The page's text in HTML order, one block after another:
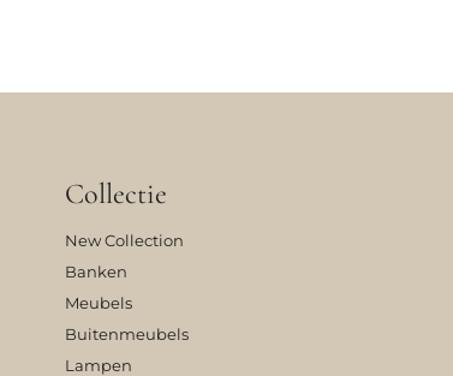
Collectie
New Collection
Banken
Meubels
Buitenmeubels
Lampen